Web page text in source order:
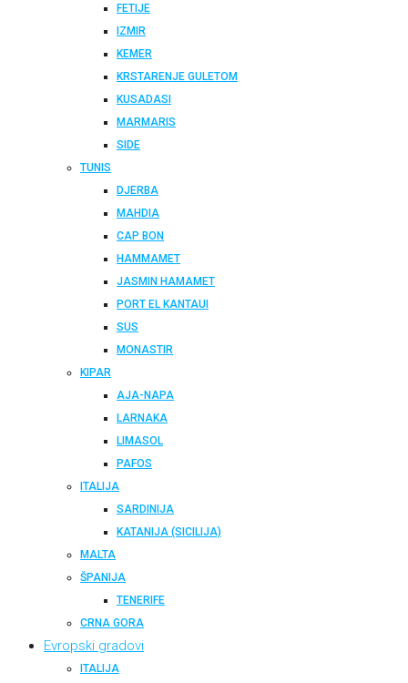
FETIJE
IZMIR
KEMER
KRSTARENJE GULETOM
KUSADASI
MARMARIS
SIDE
TUNIS
DJERBA
MAHDIA
CAP BON
HAMMAMET
JASMIN HAMAMET
PORT EL KANTAUI
SUS
MONASTIR
KIPAR
AJA-NAPA
LARNAKA
LIMASOL
PAFOS
ITALIJA
SARDINIJA
KATANIJA (SICILIJA)
MALTA
ŠPANIJA
TENERIFE
CRNA GORA
Evropski gradovi
ITALIJA